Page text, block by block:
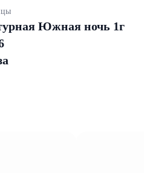
Южная ночь 1г